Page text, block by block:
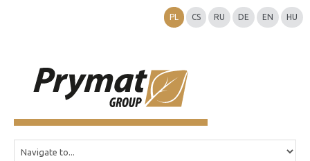
PL CS RU DE EN HU